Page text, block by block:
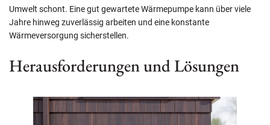
Umwelt schont. Eine gut gewartete Wärmepumpe kann über viele
Jahre hinweg zuverlässig arbeiten und eine konstante
Wärmeversorgung sicherstellen.
Herausforderungen und Lösungen